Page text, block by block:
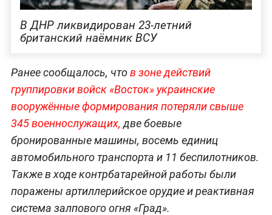
В ДНР ликвидирован 23-летний
британский наёмник ВСУ
Ранее сообщалось, чтов зоне действий
группировки войск «Восток» украинские
вооружённые формирования потеряли свыше
345 военнослужащих, две боевые
бронированные машины, восемь единиц
автомобильного транспорта и 11 беспилотников.
Также в ходе контрбатарейной работы были
поражены артиллерийское орудие и реактивная
система залпового огня «Град».